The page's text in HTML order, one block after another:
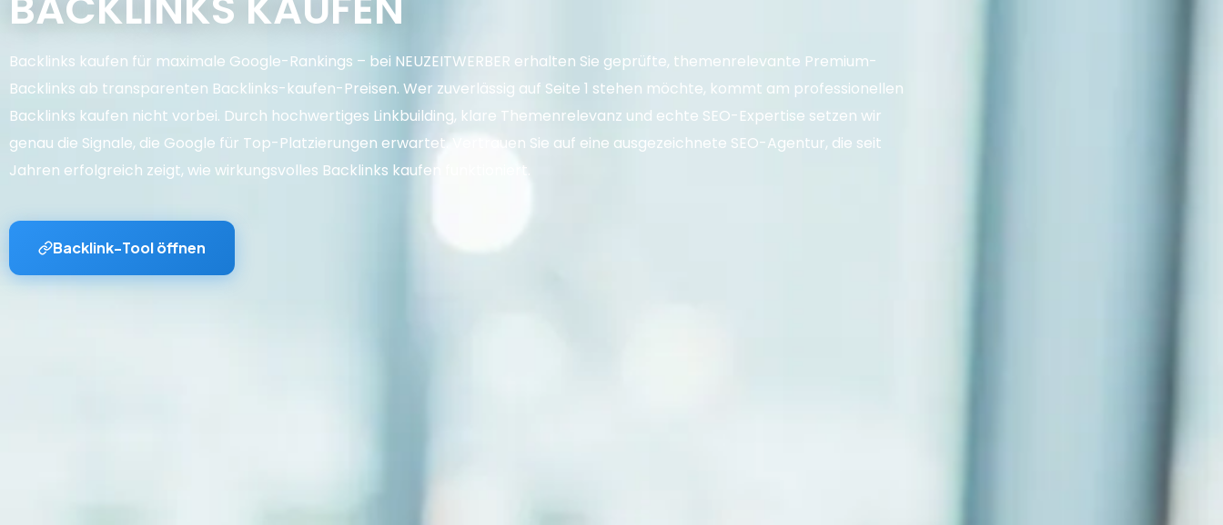
Backlinks kaufen für maximale Google-Rankings – bei NEUZEITWERBER erhalten Sie geprüfte, themenrelevante Premium-
Backlinks ab transparenten Backlinks-kaufen-Preisen. Wer zuverlässig auf Seite 1 stehen möchte, kommt am professionellen
Backlinks kaufen nicht vorbei. Durch hochwertiges Linkbuilding, klare Themenrelevanz und echte SEO-Expertise setzen wir
genau die Signale, die Google für Top-Platzierungen erwartet. Vertrauen Sie auf eine ausgezeichnete SEO-Agentur, die seit
Jahren erfolgreich zeigt, wie wirkungsvolles Backlinks kaufen funktioniert.
Backlink-Tool öffnen